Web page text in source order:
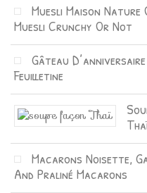
Muesli Maison Nature
Muesli Crunchy Or Not
Gâteau
Feuilletine
Macarons Noisette,
And Praliné Macarons